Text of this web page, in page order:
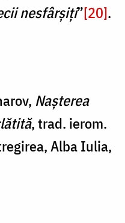
nesfârșiți”[20].
Naşterea
, trad. ierom.
Alba Iulia,